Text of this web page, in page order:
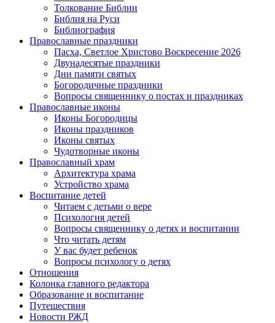
Толкование Библии
Библия на Руси
Библиография
Православные праздники
Пасха, Светлое Христово Воскресение 2026
Двунадесятые праздники
Дни памяти святых
Богородичные праздники
Вопросы священнику о постах и праздниках
Православные иконы
Иконы Богородицы
Иконы праздников
Иконы святых
Чудотворные иконы
Православный храм
Архитектура храма
Устройство храма
Воспитание детей
Читаем с детьми о вере
Психология детей
Вопросы священнику о детях и воспитании
Что читать детям
У вас будет ребенок
Вопросы психологу о детях
Отношения
Колонка главного редактора
Образование и воспитание
Путешествия
Новости РЖД